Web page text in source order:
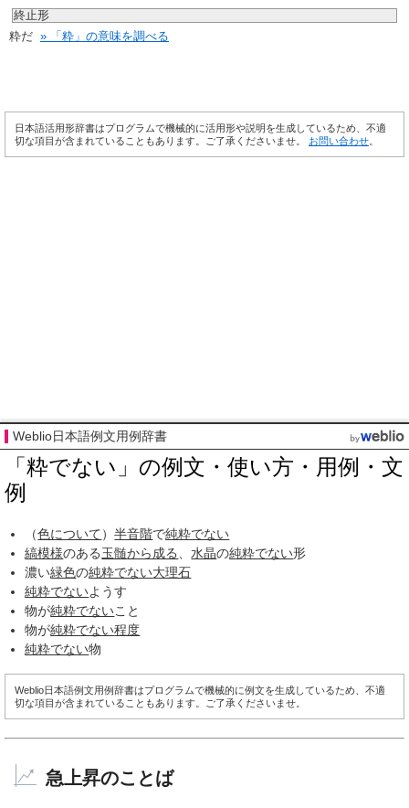
終止形
粋だ » 「粋」の意味を調べる
日本語活用形辞書はプログラムで機械的に活用形や説明を生成しているため、不適
切な項目が含まれていることもあります。ご了承くださいませ。 お問い合わせ
Weblio日本語例文用例辞書
「粋でない」の例文・使い方・用例・文
例
（色について）半音階で純粋でない
縞模様のある玉髄から成る 、水晶の純粋でない形
濃い緑色の純粋でない大理石
純粋でないようす
物が純粋でないこと
物が純粋でない程度
純粋でない物
Weblio日本語例文用例辞書はプログラムで機械的に例文を生成しているため、不適
切な項目が含まれていることもあります。ご了承くださいませ。
急上昇のことば